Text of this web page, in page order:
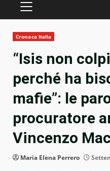
PRIMARY
Cronaca Italia
“Isis non
perché ha
mafie”: le
procuratore
Vincenzo
Maria Elena Perrero